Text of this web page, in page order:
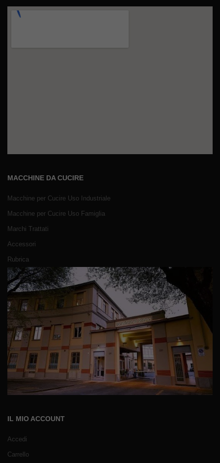
MACCHINE DA CUCIRE
Macchine per Cucire Uso Industriale
Macchine per Cucire Uso Famiglia
Marchi Trattati
Accessori
Rubrica
IL MIO ACCOUNT
Accedi
Carrello